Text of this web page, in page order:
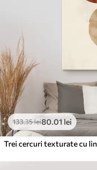
133.35lei80.01 lei